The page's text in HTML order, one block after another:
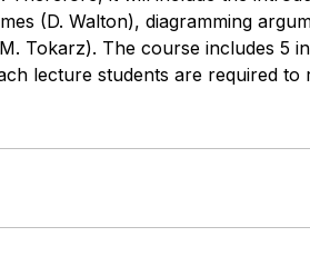
(D. Walton), diagramming
Tokarz). The course includes 5
lecture students are required to